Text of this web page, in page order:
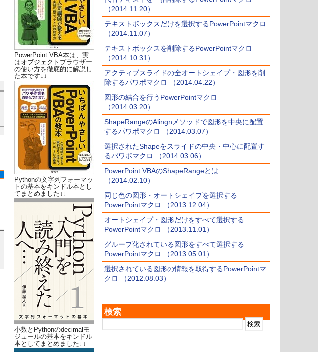
PowerPoint VBA本は、実
はオブジェクトブラウザー
の使い方を徹底的に解説し
た本です↓↓
Pythonの文字列フォーマッ
トの基本をキンドル本とし
てまとめました↓↓
小数とPythonのdecimalモ
ジュールの基本をキンドル
本としてまとめました↓↓
（2014.11.20）
テキストボックスだけを選択するPowerPointマクロ
（2014.11.07）
テキストボックスを削除するPowerPointマクロ
（2014.10.31）
アクティブスライドの全オートシェイプ・図形を削
除するパワポマクロ （2014.04.22）
図形の結合を行うPowerPointマクロ
（2014.03.20）
ShapeRangeのAlingnメソッドで図形を中央に配置
するパワポマクロ （2014.03.07）
選択されたShapeをスライドの中央・中心に配置す
るパワポマクロ （2014.03.06）
PowerPoint VBAのShapeRangeとは
（2014.02.10）
同じ色の図形・オートシェイプを選択する
PowerPointマクロ （2013.12.04）
オートシェイプ・図形だけをすべて選択する
PowerPointマクロ （2013.11.01）
グループ化されている図形をすべて選択する
PowerPointマクロ （2013.05.01）
選択されている図形の情報を取得するPowerPointマ
クロ （2012.08.03）
検索